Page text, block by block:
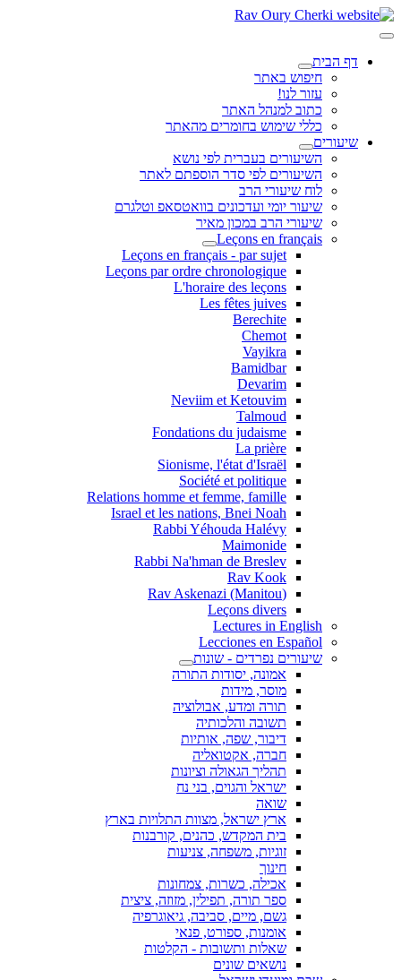
דף הבית
חיפוש באתר
עזור לנו!
כתוב למנהל האתר
כללי שימוש בחומרים מהאתר
שיעורים
השיעורים בעברית לפי נושא
השיעורים לפי סדר הוספתם לאתר
לוח שיעורי הרב
שיעור יומי ועדכונים בוואטסאפ וטלגרם
שיעורי הרב במכון מאיר
Leçons en français
Leçons en français - par sujet
Leçons par ordre chronologique
L'horaire des leçons
Les fêtes juives
Berechite
Chemot
Vayikra
Bamidbar
Devarim
Neviim et Ketouvim
Talmoud
Fondations du judaisme
La prière
Sionisme, l'état d'Israël
Société et politique
Relations homme et femme, famille
Israel et les nations, Bnei Noah
Rabbi Yéhouda Halévy
Maimonide
Rabbi Na'hman de Breslev
Rav Kook
(Rav Askenazi (Manitou
Leçons divers
Lectures in English
Lecciones en Español
שיעורים נפרדים - שונות
אמונה, יסודות התורה
מוסר, מידות
תורה ומדע, אבולוציה
תשובה והלכותיה
דיבור, שפה, אותיות
חברה, אקטואליה
תהליך הגאולה וציונות
ישראל והגוים, בני נח
שואה
ארץ ישראל, מצוות התלויות בארץ
בית המקדש, כהנים, קורבנות
זוגיות, משפחה, צניעות
חינוך
אכילה, כשרות, צמחונות
ספר תורה, תפילין, מזוזה, ציצית
גשם, מיים, סביבה, גיאוגרפיה
אומנות, ספורט, פנאי
שאלות ותשובות - הקלטות
נושאים שונים